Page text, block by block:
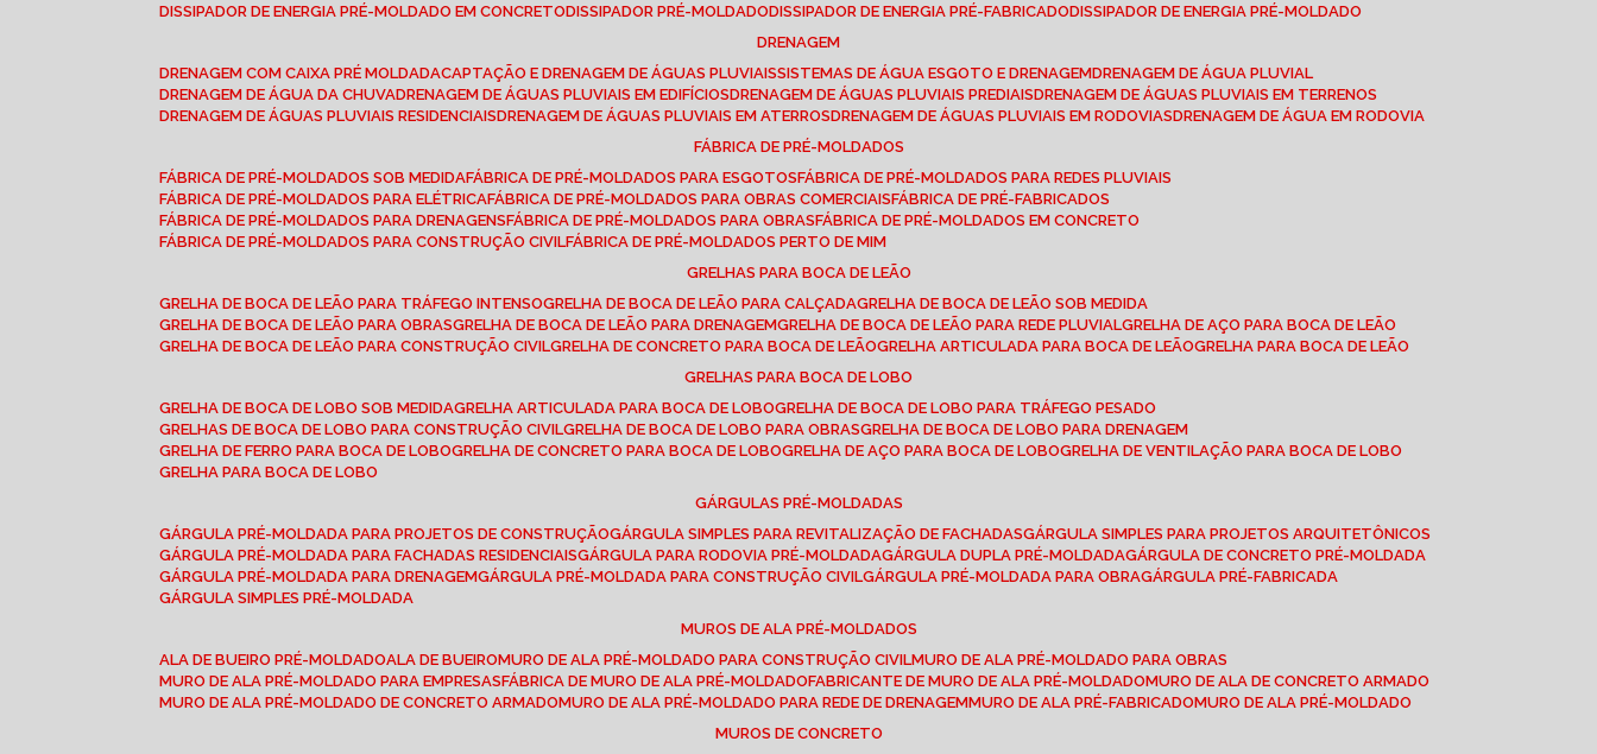
DISSIPADOR DE ENERGIA PRÉ-MOLDADO EM CONCRETO DISSIPADOR PRÉ-MOLDADO DISSIPADOR DE ENERGIA PRÉ-FABRICADO DISSIPADOR DE ENERGIA PRÉ-MOLDADO
DRENAGEM
DRENAGEM COM CAIXA PRÉ MOLDADA CAPTAÇÃO E DRENAGEM DE ÁGUAS PLUVIAIS SISTEMAS DE ÁGUA ESGOTO E DRENAGEM DRENAGEM DE ÁGUA PLUVIAL
DRENAGEM DE ÁGUA DA CHUVA DRENAGEM DE ÁGUAS PLUVIAIS EM EDIFÍCIOS DRENAGEM DE ÁGUAS PLUVIAIS PREDIAIS DRENAGEM DE ÁGUAS PLUVIAIS EM TERRENOS
DRENAGEM DE ÁGUAS PLUVIAIS RESIDENCIAIS DRENAGEM DE ÁGUAS PLUVIAIS EM ATERROS DRENAGEM DE ÁGUAS PLUVIAIS EM RODOVIAS DRENAGEM DE ÁGUA EM RODOVIA
FÁBRICA DE PRÉ-MOLDADOS
FÁBRICA DE PRÉ-MOLDADOS SOB MEDIDA FÁBRICA DE PRÉ-MOLDADOS PARA ESGOTOS FÁBRICA DE PRÉ-MOLDADOS PARA REDES PLUVIAIS
FÁBRICA DE PRÉ-MOLDADOS PARA ELÉTRICA FÁBRICA DE PRÉ-MOLDADOS PARA OBRAS COMERCIAIS FÁBRICA DE PRÉ-FABRICADOS
FÁBRICA DE PRÉ-MOLDADOS PARA DRENAGENS FÁBRICA DE PRÉ-MOLDADOS PARA OBRAS FÁBRICA DE PRÉ-MOLDADOS EM CONCRETO
FÁBRICA DE PRÉ-MOLDADOS PARA CONSTRUÇÃO CIVIL FÁBRICA DE PRÉ-MOLDADOS PERTO DE MIM
GRELHAS PARA BOCA DE LEÃO
GRELHA DE BOCA DE LEÃO PARA TRÁFEGO INTENSO
GRELHA DE BOCA DE LEÃO PARA CALÇADA
GRELHA DE BOCA DE LEÃO SOB MEDIDA
GRELHA DE BOCA DE LEÃO PARA OBRAS
GRELHA DE BOCA DE LEÃO PARA DRENAGEM GRELHA DE BOCA DE LEÃO PARA REDE PLUVIAL
GRELHA DE AÇO PARA BOCA DE LEÃO
GRELHA DE BOCA DE LEÃO PARA CONSTRUÇÃO CIVIL
GRELHA DE CONCRETO PARA BOCA DE LEÃO GRELHA ARTICULADA PARA BOCA DE LEÃO
GRELHA PARA BOCA DE LEÃO
GRELHAS PARA BOCA DE LOBO
GRELHA DE BOCA DE LOBO SOB MEDIDA
GRELHA ARTICULADA PARA BOCA DE LOBO
GRELHA DE BOCA DE LOBO PARA TRÁFEGO PESADO
GRELHAS DE BOCA DE LOBO PARA CONSTRUÇÃO CIVIL
GRELHA DE BOCA DE LOBO PARA OBRAS
GRELHA DE BOCA DE LOBO PARA DRENAGEM
GRELHA DE FERRO PARA BOCA DE LOBO
GRELHA DE CONCRETO PARA BOCA DE LOBO GRELHA DE AÇO PARA BOCA DE LOBO
GRELHA DE VENTILAÇÃO PARA BOCA DE LOBO
GRELHA PARA BOCA DE LOBO
GÁRGULAS PRÉ-MOLDADAS
GÁRGULA PRÉ-MOLDADA PARA PROJETOS DE CONSTRUÇÃO
GÁRGULA SIMPLES PARA REVITALIZAÇÃO DE FACHADAS
GÁRGULA SIMPLES PARA PROJETOS ARQUITETÔNICOS
GÁRGULA PRÉ-MOLDADA PARA FACHADAS RESIDENCIAIS
GÁRGULA PARA RODOVIA PRÉ-MOLDADA GÁRGULA DUPLA PRÉ-MOLDADA
GÁRGULA DE CONCRETO PRÉ-MOLDADA
GÁRGULA PRÉ-MOLDADA PARA DRENAGEM
GÁRGULA PRÉ-MOLDADA PARA CONSTRUÇÃO CIVIL GÁRGULA PRÉ-MOLDADA PARA OBRA
GÁRGULA PRÉ-FABRICADA
GÁRGULA SIMPLES PRÉ-MOLDADA
MUROS DE ALA PRÉ-MOLDADOS
ALA DE BUEIRO PRÉ-MOLDADO ALA DE BUEIRO MURO DE ALA PRÉ-MOLDADO PARA CONSTRUÇÃO CIVIL
MURO DE ALA PRÉ-MOLDADO PARA OBRAS
MURO DE ALA PRÉ-MOLDADO PARA EMPRESAS FÁBRICA DE MURO DE ALA PRÉ-MOLDADO FABRICANTE DE MURO DE ALA PRÉ-MOLDADO
MURO DE ALA DE CONCRETO ARMADO
MURO DE ALA PRÉ-MOLDADO DE CONCRETO ARMADO
MURO DE ALA PRÉ-MOLDADO PARA REDE DE DRENAGEM MURO DE ALA PRÉ-FABRICADO
MURO DE ALA PRÉ-MOLDADO
MUROS DE CONCRETO